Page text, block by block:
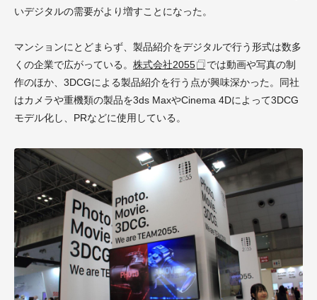
いデジタルの需要がより増すことになった。
マンションにとどまらず、製品紹介をデジタルで行う形式は数多
くの企業で広がっている。 株式会社2055
では動画や写真の制
作のほか、3DCGによる製品紹介を行う点が興味深かった。同社
はカメラや重機類の製品を3ds MaxやCinema 4Dによって3DCG
モデル化し、PRなどに使用している。